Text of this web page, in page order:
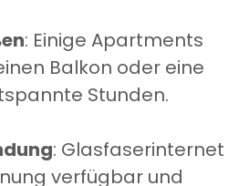
: Einige Apartments
Balkon oder eine
Stunden.
: Glasfaserinternet
verfügbar und